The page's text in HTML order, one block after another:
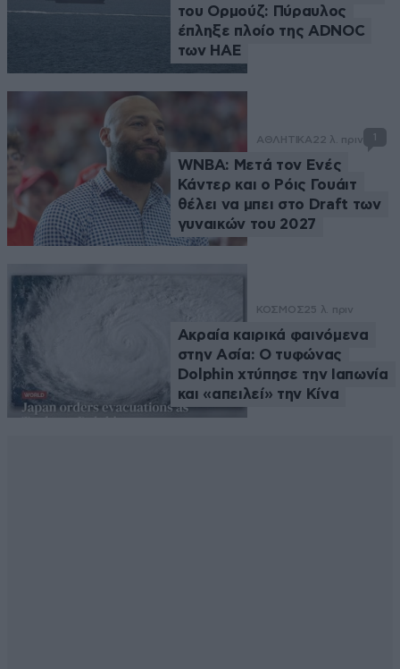
του Ορμούζ: Πύραυλος
έπληξε πλοίο της ADNOC
των ΗΑΕ
ΑΘΛΗΤΙΚΑ22 λ. πριν 1
WNBA: Μετά τον Ενές
Κάντερ και ο Ρόις Γουάιτ
θέλει να μπει στο Draft των
γυναικών του 2027
ΚΟΣΜΟΣ25 λ. πριν
Ακραία καιρικά φαινόμενα
στην Ασία: Ο τυφώνας
Dolphin χτύπησε την Ιαπωνία
και «απειλεί» την Κίνα